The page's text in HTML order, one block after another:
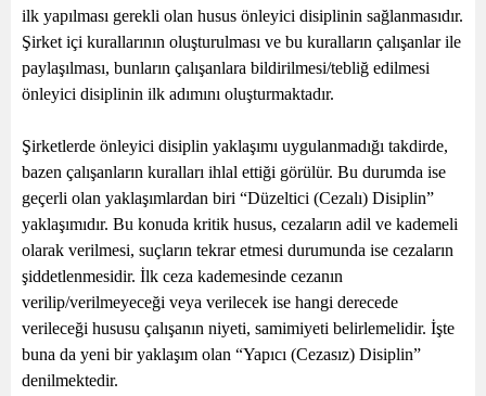
ilk yapılması gerekli olan husus önleyici disiplinin sağlanmasıdır.
Şirket içi kurallarının oluşturulması ve bu kuralların çalışanlar ile
paylaşılması, bunların çalışanlara bildirilmesi/tebliğ edilmesi
önleyici disiplinin ilk adımını oluşturmaktadır.
Şirketlerde önleyici disiplin yaklaşımı uygulanmadığı takdirde,
bazen çalışanların kuralları ihlal ettiği görülür. Bu durumda ise
geçerli olan yaklaşımlardan biri “Düzeltici (Cezalı) Disiplin”
yaklaşımıdır. Bu konuda kritik husus, cezaların adil ve kademeli
olarak verilmesi, suçların tekrar etmesi durumunda ise cezaların
şiddetlenmesidir. İlk ceza kademesinde cezanın
verilip/verilmeyeceği veya verilecek ise hangi derecede
verileceği hususu çalışanın niyeti, samimiyeti belirlemelidir. İşte
buna da yeni bir yaklaşım olan “Yapıcı (Cezasız) Disiplin”
denilmektedir.